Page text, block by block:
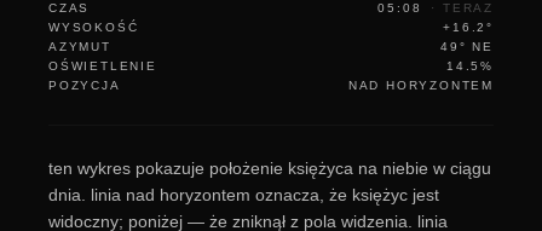
CZAS 05:08 · TERAZ
WYSOKOŚĆ
+16.2°
AZYMUT
49° NE
OŚWIETLENIE
14.5%
POZYCJA
NAD HORYZONTEM
ten wykres pokazuje położenie księżyca na niebie w ciągu
dnia. linia nad horyzontem oznacza, że księżyc jest
widoczny; poniżej — że zniknął z pola widzenia. linia